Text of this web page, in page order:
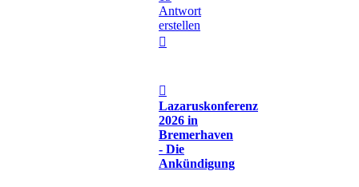
Antwort
erstellen
Lazaruskonferenz
2026 in
Bremerhaven
- Die
Ankündigung